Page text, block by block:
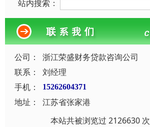
站内搜索：
公司：
浙江荣盛财务贷款咨询公司
联系：
刘经理
手机：
15262604371
地址：
江苏省张家港
本站共被浏览过 2126630 次